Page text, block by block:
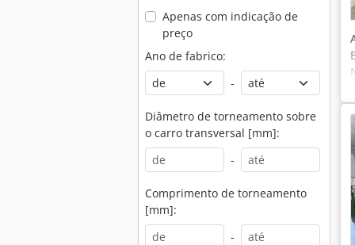
Apenas com indicação de
preço
Ano de fabrico:
-
Diâmetro de torneamento sobre
o carro transversal [mm]:
-
Comprimento de torneamento
[mm]:
-